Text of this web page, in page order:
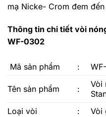
mạ Nicke- Crom đem
Thông tin chi tiết vòi
WF-0302
Mã sản phẩm :
Tên sản phẩm :
Vòi
Loại vòi
:
Vòi